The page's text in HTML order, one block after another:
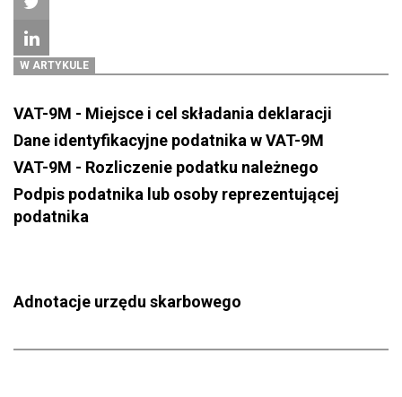
W ARTYKULE
VAT-9M - Miejsce i cel składania deklaracji
Dane identyfikacyjne podatnika w VAT-9M
VAT-9M - Rozliczenie podatku należnego
Podpis podatnika lub osoby reprezentującej
podatnika
Adnotacje urzędu skarbowego